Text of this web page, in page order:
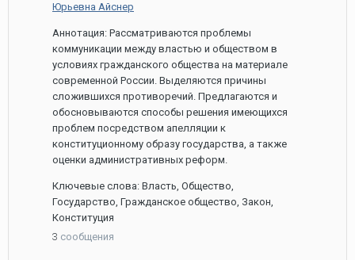
Юрьевна Айснер
Аннотация: Рассматриваются проблемы
коммуникации между властью и обществом в
условиях гражданского общества на материале
современной России. Выделяются причины
сложившихся противоречий. Предлагаются и
обосновываются способы решения имеющихся
проблем посредством апелляции к
конституционному образу государства, а также
оценки административных реформ.
Ключевые слова: Власть, Общество,
Государство, Гражданское общество, Закон,
Конституция
3 сообщения